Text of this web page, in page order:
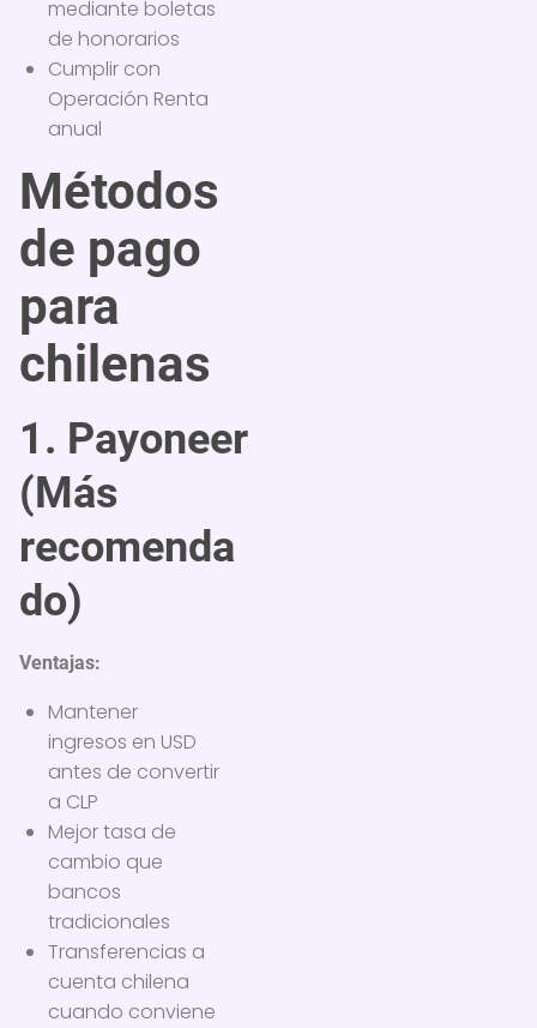
mediante boletas
de honorarios
Cumplir con
Operación Renta
anual
Métodos
de pago
para
chilenas
1. Payoneer
(Más
recomenda
do)
Ventajas:
Mantener
ingresos en USD
antes de convertir
a CLP
Mejor tasa de
cambio que
bancos
tradicionales
Transferencias a
cuenta chilena
cuando conviene